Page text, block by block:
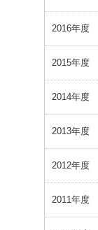
2016年度
2015年度
2014年度
2013年度
2012年度
2011年度